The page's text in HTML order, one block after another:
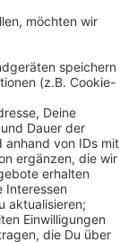
Auto
Auto nicht
auf. Erst
die Autos
Straße
dreieinhalb